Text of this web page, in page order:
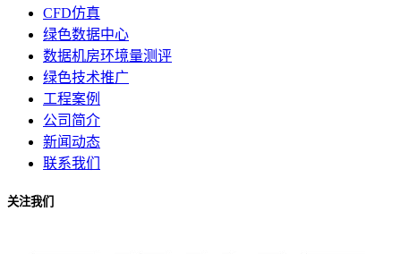
CFD仿真
绿色数据中心
数据机房环境量测评
绿色技术推广
工程案例
公司简介
新闻动态
联系我们
关注我们